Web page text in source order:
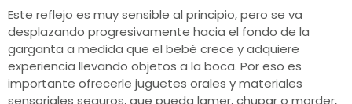
Este reflejo es muy sensible al principio, pero se va
desplazando progresivamente hacia el fondo de la
garganta a medida que el bebé crece y adquiere
experiencia llevando objetos a la boca. Por eso es
importante ofrecerle juguetes orales y materiales
sensoriales seguros, que pueda lamer, chupar o morder,